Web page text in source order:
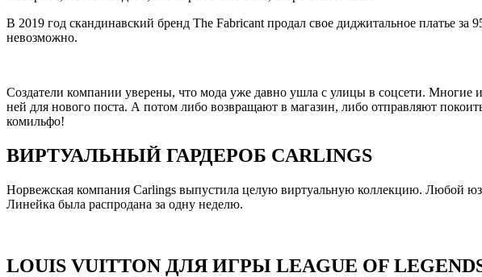
В 2019 год скандинавский бренд The Fabricant продал свое диджитальное платье за
невозможно.
Создатели компании уверены, что мода уже давно ушла с улицы в соцсети.
ней для нового поста. А потом либо возвращают в магазин, либо отправляют
комильфо!
ВИРТУАЛЬНЫЙ ГАРДЕРОБ CARLINGS
Норвежская компания Carlings выпустила целую виртуальную коллекцию. Любой
Линейка была распродана за одну неделю.
LOUIS VUITTON ДЛЯ ИГРЫ LEAGUE OF